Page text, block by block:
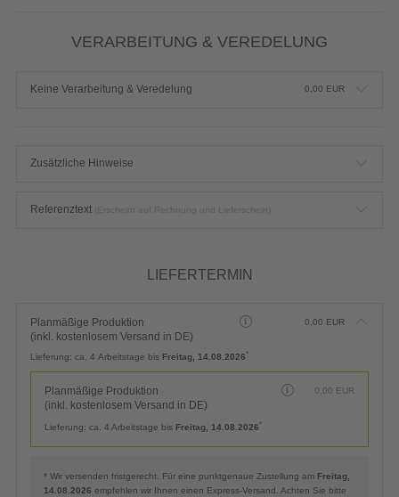
VERARBEITUNG & VEREDELUNG
Keine Verarbeitung & Veredelung 0,00 EUR
Zusätzliche Hinweise
Referenztext
LIEFERTERMIN
Planmäßige Produktion
(inkl. kostenlosem Versand in DE)
0,00 EUR
Lieferung: ca. 4 Arbeitstage bis Freitag, 14.08.2026*
Planmäßige Produktion
(inkl. kostenlosem Versand in DE)
0,00 EUR
Lieferung: ca. 4 Arbeitstage bis Freitag, 14.08.2026*
* Wir versenden fristgerecht. Für eine punktgenaue Zustellung am Freitag,
14.08.2026 empfehlen wir Ihnen einen Express-Versand. Achten Sie bitte